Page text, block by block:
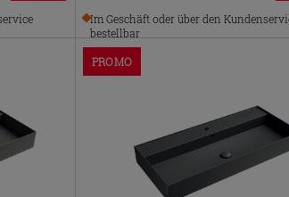
Im Geschäft oder über den
bestellbar
PROMO